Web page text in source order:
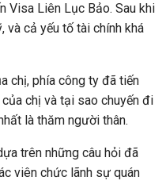
Visa Liên Lục Bảo. Sau khi
và cả yếu tố tài chính khá
chị, phía công ty đã tiến
chị và tại sao chuyến đi
là thăm người thân.
trên những câu hỏi đã
viên chức lãnh sự quán